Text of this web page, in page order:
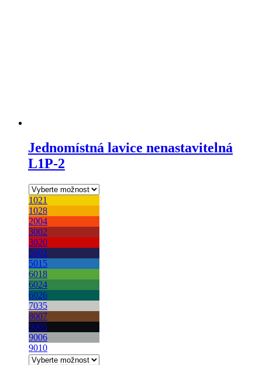
Jednomístná lavice nenastavitelná
L1P-2
1021
1028
2004
3002
3020
5002
5015
6018
6024
6026
7035
8007
9005
9006
9010